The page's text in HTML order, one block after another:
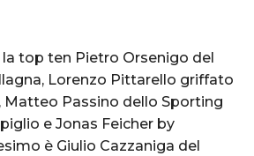
top ten Pietro Orsenigo del
Lorenzo Pittarello griffato
Matteo Passino dello Sporting
e Jonas Feicher by
è Giulio Cazzaniga del